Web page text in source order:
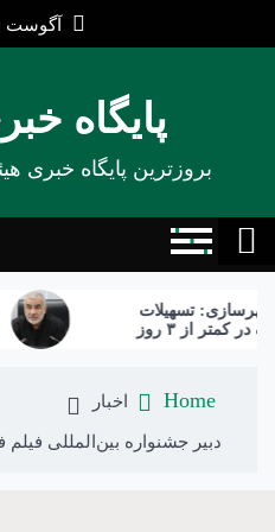
آگوست 10, 2026
پایگاه
بروزترین پایگاه‌ خبری
تسهیلات
آسیب‌دیدگان جنگ در کمتر از ۳ روز
Home اخبار
دبیر جشنواره بین‌المللی